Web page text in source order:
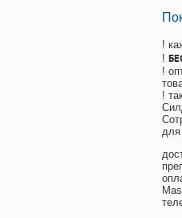
!
!
!
!
для